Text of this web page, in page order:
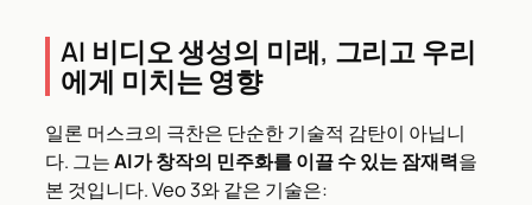
AI 비디오 생성의 미래, 그리고 우리
에게 미치는 영향
일론 머스크의 극찬은 단순한 기술적 감탄이 아닙니
다. 그는AI가 창작의 민주화를 이끌 수 있는 잠재력을
본 것입니다. Veo 3와 같은 기술은: